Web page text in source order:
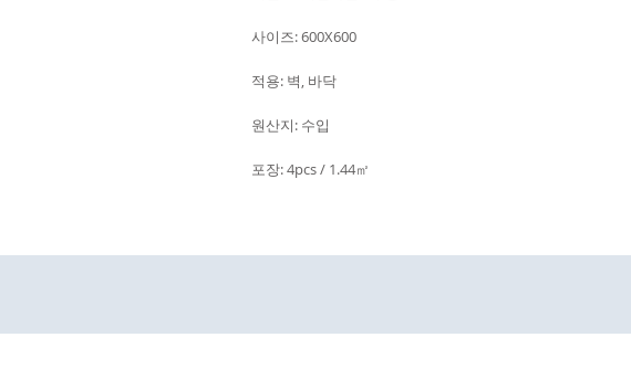
사이즈: 600X600
적용: 벽, 바닥
원산지: 수입
포장: 4pcs / 1.44㎡